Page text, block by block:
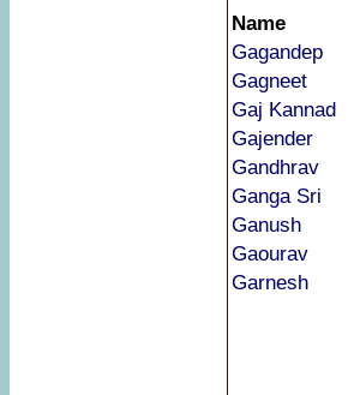
Name
Gagandep
Gagneet
Gaj Kannad
Gajender
Gandhrav
Ganga Sri
Ganush
Gaourav
Garnesh